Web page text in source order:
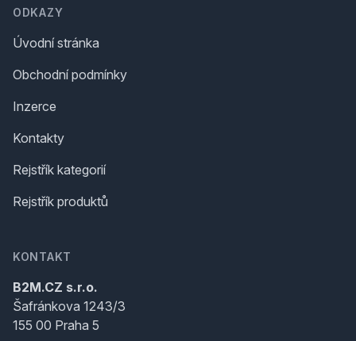
ODKAZY
Úvodní stránka
Obchodní podmínky
Inzerce
Kontakty
Rejstřík kategorií
Rejstřík produktů
KONTAKT
B2M.CZ s.r.o.
Šafránkova 1243/3
155 00 Praha 5